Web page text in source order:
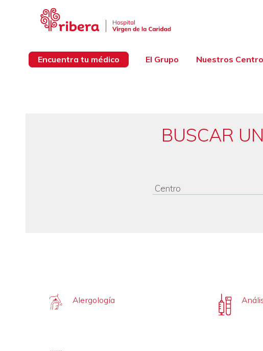
Encuentra tu médico El Grupo Nuestros
BUSCAR
Alergología